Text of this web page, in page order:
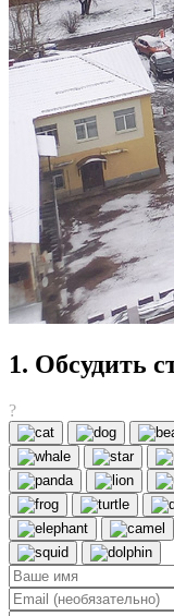
1. Обсудить
?